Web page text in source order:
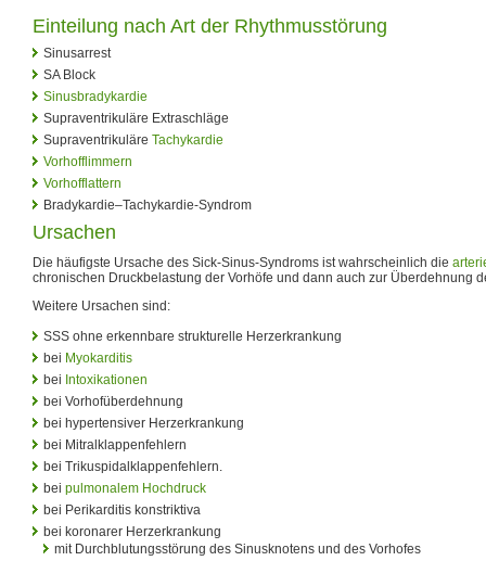
Einteilung nach Art der Rhythmusstörung
Sinusarrest
SA Block
Sinusbradykardie
Supraventrikuläre Extraschläge
Supraventrikuläre Tachykardie
Vorhofflimmern
Vorhofflattern
Bradykardie–Tachykardie-Syndrom
Ursachen
Die häufigste Ursache des Sick-Sinus-Syndroms ist wahrscheinlich die
chronischen Druckbelastung der Vorhöfe und dann auch zur Überdehnung
Weitere Ursachen sind:
SSS ohne erkennbare strukturelle Herzerkrankung
bei Myokarditis
bei Intoxikationen
bei Vorhofüberdehnung
bei hypertensiver Herzerkrankung
bei Mitralklappenfehlern
bei Trikuspidalklappenfehlern.
bei pulmonalem Hochdruck
bei Perikarditis konstriktiva
bei koronarer Herzerkrankung
mit Durchblutungsstörung des Sinusknotens und des Vorhofes